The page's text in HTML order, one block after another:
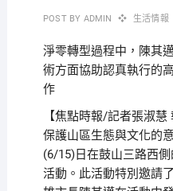
POST BY ADMIN 生活情報
淨零轉型過程中，陳其
術方面協助認真執行的
作
【焦點時報/記者張淑
保護山區生態與文化的
(6/15)日在鼓山三路西
活動。此活動特別邀請